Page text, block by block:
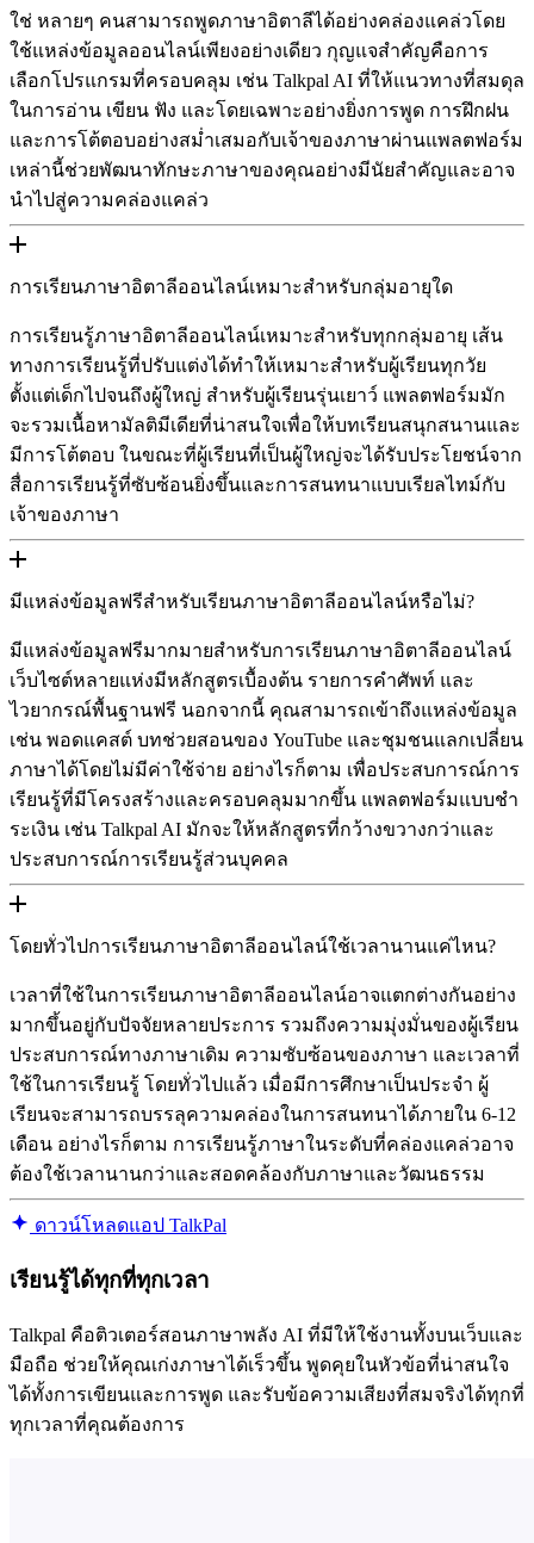
ใช่ หลายๆ คนสามารถพูดภาษาอิตาลีได้อย่างคล่องแคล่วโดย
ใช้แหล่งข้อมูลออนไลน์เพียงอย่างเดียว กุญแจสําคัญคือการ
เลือกโปรแกรมที่ครอบคลุม เช่น Talkpal AI ที่ให้แนวทางที่สมดุล
ในการอ่าน เขียน ฟัง และโดยเฉพาะอย่างยิ่งการพูด การฝึกฝน
และการโต้ตอบอย่างสม่ำเสมอกับเจ้าของภาษาผ่านแพลตฟอร์ม
เหล่านี้ช่วยพัฒนาทักษะภาษาของคุณอย่างมีนัยสำคัญและอาจ
นำไปสู่ความคล่องแคล่ว
การเรียนภาษาอิตาลีออนไลน์เหมาะสำหรับกลุ่มอายุใด
การเรียนรู้ภาษาอิตาลีออนไลน์เหมาะสำหรับทุกกลุ่มอายุ เส้น
ทางการเรียนรู้ที่ปรับแต่งได้ทำให้เหมาะสำหรับผู้เรียนทุกวัย
ตั้งแต่เด็กไปจนถึงผู้ใหญ่ สำหรับผู้เรียนรุ่นเยาว์ แพลตฟอร์มมัก
จะรวมเนื้อหามัลติมีเดียที่น่าสนใจเพื่อให้บทเรียนสนุกสนานและ
มีการโต้ตอบ ในขณะที่ผู้เรียนที่เป็นผู้ใหญ่จะได้รับประโยชน์จาก
สื่อการเรียนรู้ที่ซับซ้อนยิ่งขึ้นและการสนทนาแบบเรียลไทม์กับ
เจ้าของภาษา
มีแหล่งข้อมูลฟรีสำหรับเรียนภาษาอิตาลีออนไลน์หรือไม่?
มีแหล่งข้อมูลฟรีมากมายสำหรับการเรียนภาษาอิตาลีออนไลน์
เว็บไซต์หลายแห่งมีหลักสูตรเบื้องต้น รายการคำศัพท์ และ
ไวยากรณ์พื้นฐานฟรี นอกจากนี้ คุณสามารถเข้าถึงแหล่งข้อมูล
เช่น พอดแคสต์ บทช่วยสอนของ YouTube และชุมชนแลกเปลี่ยน
ภาษาได้โดยไม่มีค่าใช้จ่าย อย่างไรก็ตาม เพื่อประสบการณ์การ
เรียนรู้ที่มีโครงสร้างและครอบคลุมมากขึ้น แพลตฟอร์มแบบชํา
ระเงิน เช่น Talkpal AI มักจะให้หลักสูตรที่กว้างขวางกว่าและ
ประสบการณ์การเรียนรู้ส่วนบุคคล
โดยทั่วไปการเรียนภาษาอิตาลีออนไลน์ใช้เวลานานแค่ไหน?
เวลาที่ใช้ในการเรียนภาษาอิตาลีออนไลน์อาจแตกต่างกันอย่าง
มากขึ้นอยู่กับปัจจัยหลายประการ รวมถึงความมุ่งมั่นของผู้เรียน
ประสบการณ์ทางภาษาเดิม ความซับซ้อนของภาษา และเวลาที่
ใช้ในการเรียนรู้ โดยทั่วไปแล้ว เมื่อมีการศึกษาเป็นประจำ ผู้
เรียนจะสามารถบรรลุความคล่องในการสนทนาได้ภายใน 6-12
เดือน อย่างไรก็ตาม การเรียนรู้ภาษาในระดับที่คล่องแคล่วอาจ
ต้องใช้เวลานานกว่าและสอดคล้องกับภาษาและวัฒนธรรม
ดาวน์โหลดแอป TalkPal
เรียนรู้ได้ทุกที่ทุกเวลา
Talkpal คือติวเตอร์สอนภาษาพลัง AI ที่มีให้ใช้งานทั้งบนเว็บและ
มือถือ ช่วยให้คุณเก่งภาษาได้เร็วขึ้น พูดคุยในหัวข้อที่น่าสนใจ
ได้ทั้งการเขียนและการพูด และรับข้อความเสียงที่สมจริงได้ทุกที่
ทุกเวลาที่คุณต้องการ